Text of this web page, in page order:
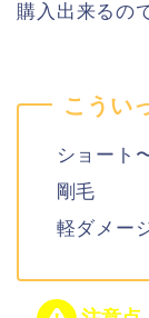
購入出来るの
こうい
ショート
剛毛
軽ダメー